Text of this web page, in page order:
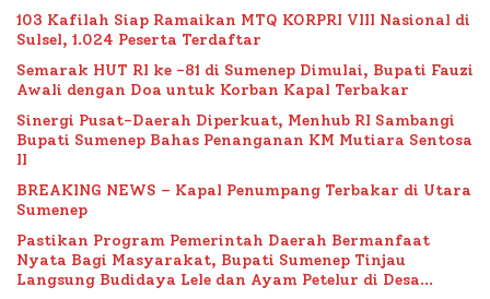
103 Kafilah Siap Ramaikan MTQ KORPRI VIII Nasional di
Sulsel, 1.024 Peserta Terdaftar
Semarak HUT RI ke -81 di Sumenep Dimulai, Bupati Fauzi
Awali dengan Doa untuk Korban Kapal Terbakar
Sinergi Pusat-Daerah Diperkuat, Menhub RI Sambangi
Bupati Sumenep Bahas Penanganan KM Mutiara Sentosa
II
BREAKING NEWS – Kapal Penumpang Terbakar di Utara
Sumenep
Pastikan Program Pemerintah Daerah Bermanfaat
Nyata Bagi Masyarakat, Bupati Sumenep Tinjau
Langsung Budidaya Lele dan Ayam Petelur di Desa